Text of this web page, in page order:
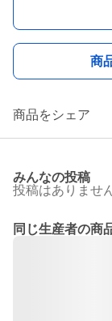
商
商品をシェア
みんなの投稿
投稿はありませ
同じ生産者の商